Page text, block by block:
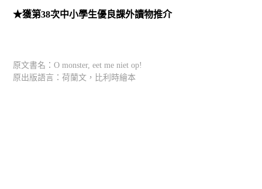
★獲第38次中小學生優良課外讀物推介
原文書名：O monster, eet me niet op!
原出版語言：荷蘭文，比利時繪本